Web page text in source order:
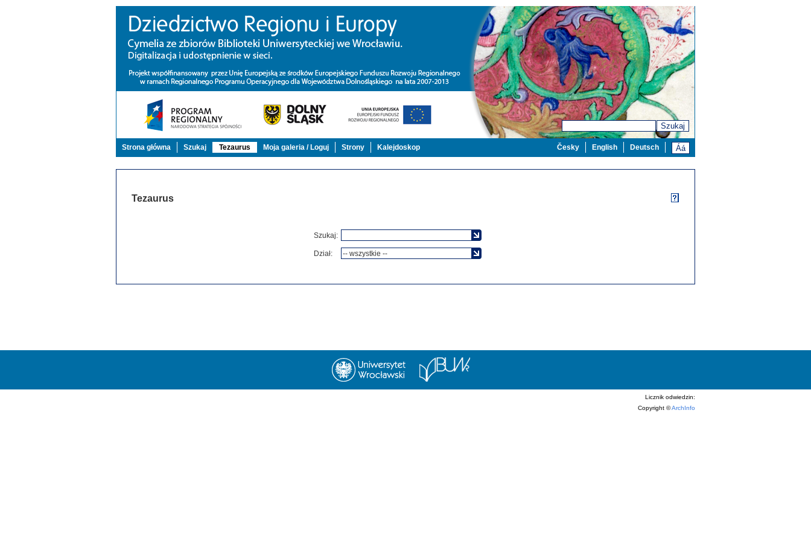
Szukaj
Strona główna Szukaj Tezaurus Moja galeria / Loguj Strony Kalejdoskop Deutsch
English
Česky
Tezaurus
Szukaj:
Dział:
Licznik odwiedzin:
Copyright ©ArchInfo